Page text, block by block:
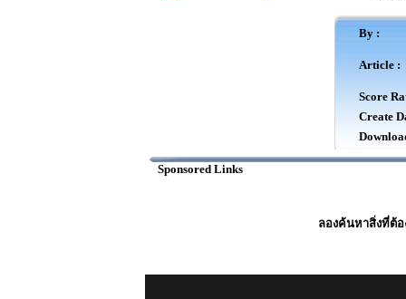
By :
Article :
Score
Create
Sponsored Links
ลองค้นหาสิ่งที่ต้อ